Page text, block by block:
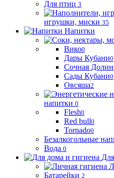
Для птиц 3
игрушки, миски 35
Напитки
Вико0
Дары Кубани0
Сочная
Сады Кубани0
Овсяша2
напитки 0
Flesh0
Red bull0
Tornado0
Безалкогольные
Вода 0
Батарейки 2